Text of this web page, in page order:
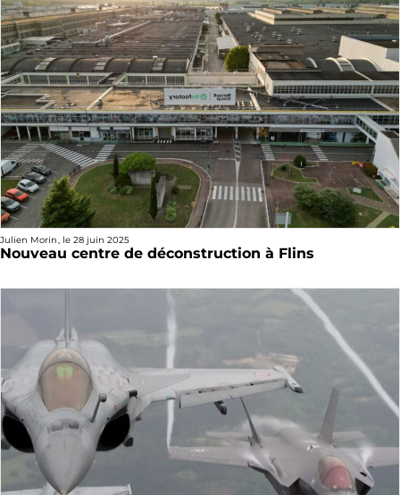
Julien Morin, le 28 juin 2025
Nouveau centre de déconstruction à Flins